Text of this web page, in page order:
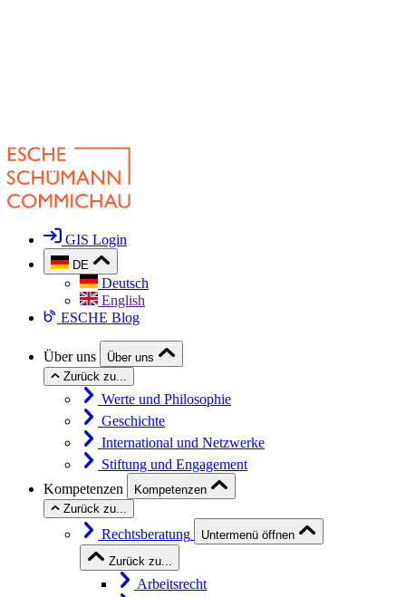
GIS Login
DE
Deutsch
English
ESCHE Blog
Über uns
Über uns
Zurück zu...
Werte und Philosophie
Geschichte
International und Netzwerke
Stiftung und Engagement
Kompetenzen
Kompetenzen
Zurück zu...
Rechtsberatung
Untermenü öffnen
Zurück zu...
Arbeitsrecht